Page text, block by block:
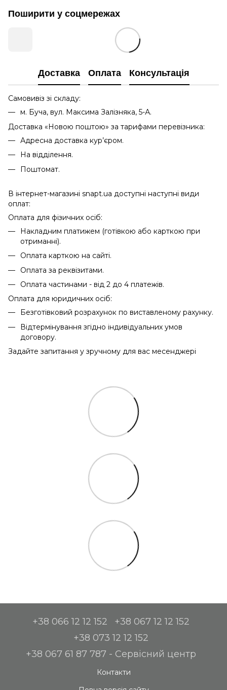
Поширити у соцмережах
Доставка Оплата Консультація
Самовивіз зі складу:
м. Буча, вул. Максима Залізняка, 5-А.
Доставка «Новою поштою» за тарифами перевізника:
Адресна доставка кур’єром.
На відділення.
Поштомат.
В інтернет-магазині snapt.ua доступні наступні види
оплат:
Оплата для фізичних осіб:
Накладним платижем (готівкою або карткою при
отриманні).
Оплата карткою на сайті.
Оплата за реквізитами.
Оплата частинами - від 2 до 4 платежів.
Оплата для юридичних осіб:
Безготівковий розрахунок по виставленому рахунку.
Відтермінування згідно індивідуальних умов
договору.
Задайте запитання у зручному для вас месенджері
+38 066 12 12 152
+38 067 12 12 152
+38 073 12 12 152
+38 067 61 87 787 - Сервісний центр
Контакти